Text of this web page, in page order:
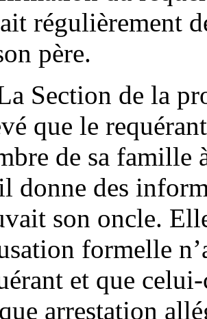
régulièrement
père.
Section de la
que le
de sa famille
donne des
son oncle.
formelle
et que
arrestation